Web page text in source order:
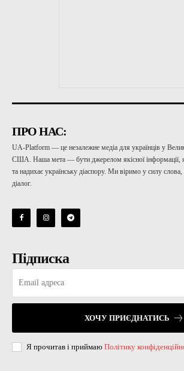
ПРО НАС:
UA-Platform — це незалежне медіа для українців у
США. Наша мета — бути джерелом якісної інформації,
та надихає українську діаспору. Ми віримо у силу слова,
діалог.
Підписка
ХОЧУ ПРИЄДНАТИСЬ
Я прочитав і приймаю Політику